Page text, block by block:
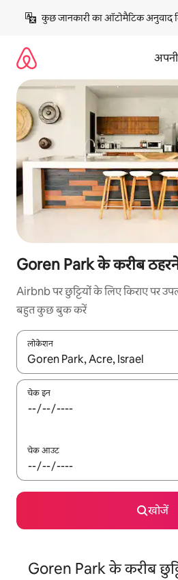
छोड़कर
कॉन्टेंट
कुछ जानकारी का ऑटोमैटिक अनुवाद
Goren Park के करीब
Airbnb पर छुट्टियों के लिए किराए पर
बहुत कुछ बुक करें
लोकेशन
नतीजों के उपलब्ध होने पर, अप और डाउन
चेक इन
चेक आउट
खोजें
Goren Park के करीब